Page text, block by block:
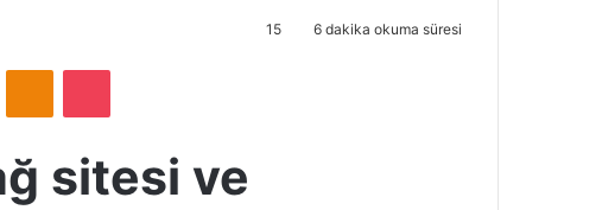
15 6 dakika okuma süresi
sitesi ve